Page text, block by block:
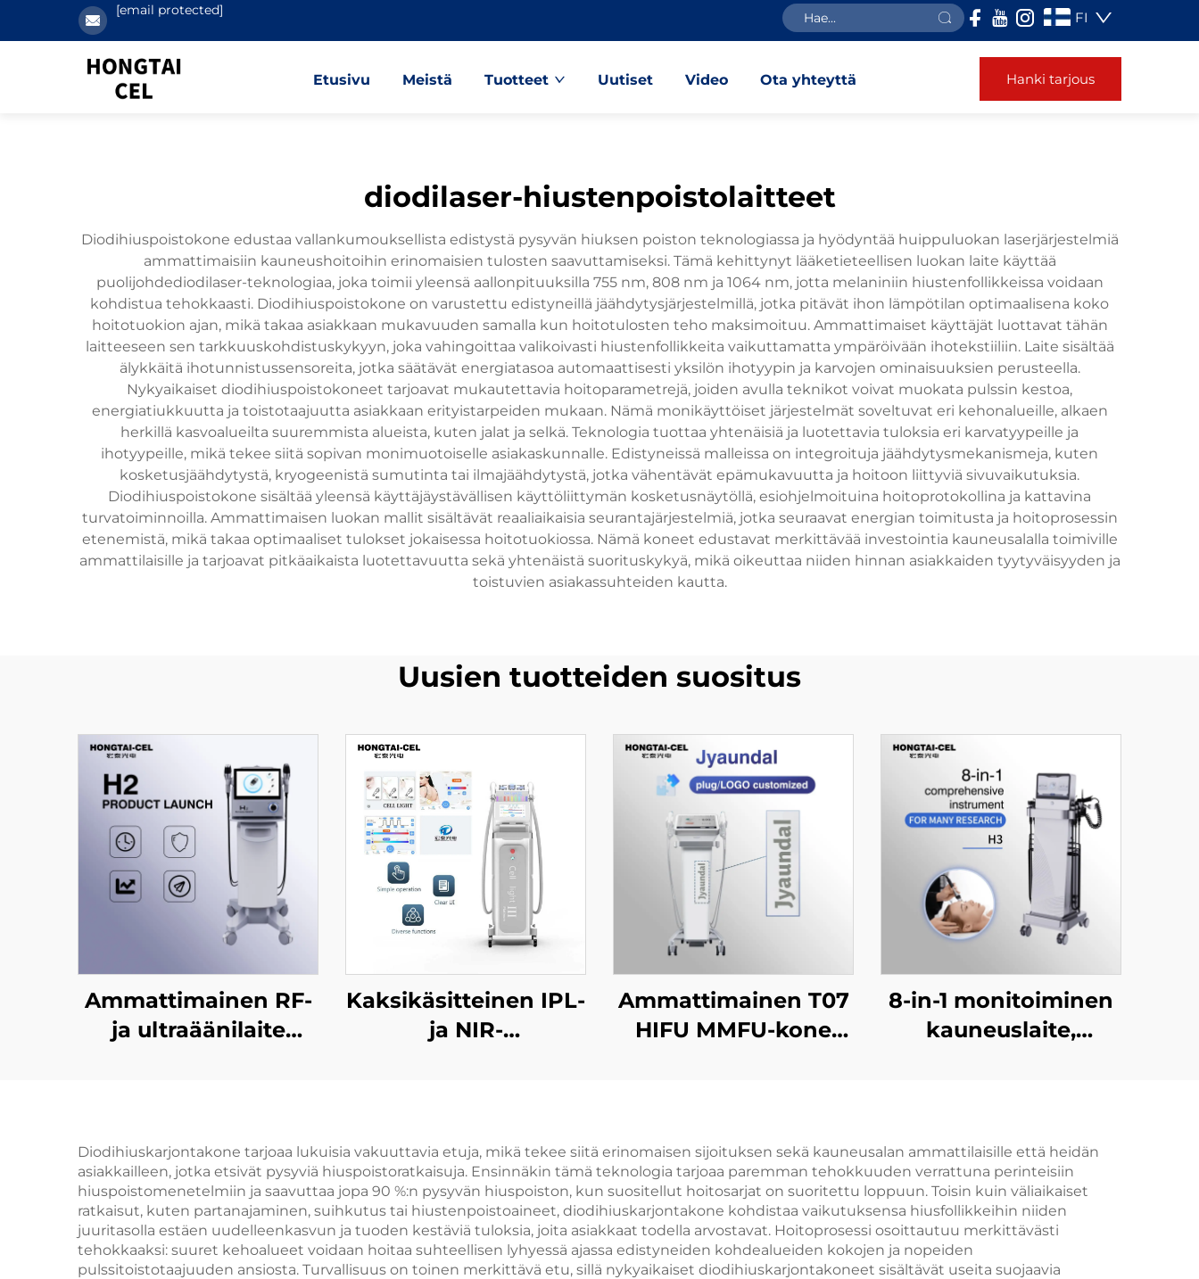
[email protected] FI
Etusivu Meistä Tuotteet Uutiset Video Ota yhteyttä Hanki tarjous
diodilaser-hiustenpoistolaitteet
Diodihiuspoistokone edustaa vallankumouksellista edistystä pysyvän hiuksen poiston teknologiassa ja hyödyntää huippuluokan laserjärjestelmiä
ammattimaisiin kauneushoitoihin erinomaisien tulosten saavuttamiseksi. Tämä kehittynyt lääketieteellisen luokan laite käyttää
puolijohdediodilaser-teknologiaa, joka toimii yleensä aallonpituuksilla 755 nm, 808 nm ja 1064 nm, jotta melaniniin hiustenfollikkeissa voidaan
kohdistua tehokkaasti. Diodihiuspoistokone on varustettu edistyneillä jäähdytysjärjestelmillä, jotka pitävät ihon lämpötilan optimaalisena koko
hoitotuokion ajan, mikä takaa asiakkaan mukavuuden samalla kun hoitotulosten teho maksimoituu. Ammattimaiset käyttäjät luottavat tähän
laitteeseen sen tarkkuuskohdistuskykyyn, joka vahingoittaa valikoivasti hiustenfollikkeita vaikuttamatta ympäröivään ihotekstiiliin. Laite sisältää
älykkäitä ihotunnistussensoreita, jotka säätävät energiatasoa automaattisesti yksilön ihotyypin ja karvojen ominaisuuksien perusteella.
Nykyaikaiset diodihiuspoistokoneet tarjoavat mukautettavia hoitoparametrejä, joiden avulla teknikot voivat muokata pulssin kestoa,
energiatiukkuutta ja toistotaajuutta asiakkaan erityistarpeiden mukaan. Nämä monikäyttöiset järjestelmät soveltuvat eri kehonalueille, alkaen
herkillä kasvoalueilta suuremmista alueista, kuten jalat ja selkä. Teknologia tuottaa yhtenäisiä ja luotettavia tuloksia eri karvatyypeille ja
ihotyypeille, mikä tekee siitä sopivan monimuotoiselle asiakaskunnalle. Edistyneissä malleissa on integroituja jäähdytysmekanismeja, kuten
kosketusjäähdytystä, kryogeenistä sumutinta tai ilmajäähdytystä, jotka vähentävät epämukavuutta ja hoitoon liittyviä sivuvaikutuksia.
Diodihiuspoistokone sisältää yleensä käyttäjäystävällisen käyttöliittymän kosketusnäytöllä, esiohjelmoituina hoitoprotokollina ja kattavina
turvatoiminnoilla. Ammattimaisen luokan mallit sisältävät reaaliaikaisia seurantajärjestelmiä, jotka seuraavat energian toimitusta ja hoitoprosessin
etenemistä, mikä takaa optimaaliset tulokset jokaisessa hoitotuokiossa. Nämä koneet edustavat merkittävää investointia kauneusalalla toimiville
ammattilaisille ja tarjoavat pitkäaikaista luotettavuutta sekä yhtenäistä suorituskykyä, mikä oikeuttaa niiden hinnan asiakkaiden tyytyväisyyden ja
toistuvien asiakassuhteiden kautta.
Uusien tuotteiden suositus
Ammattimainen RF-
ja ultraäänilaite
poistoon, kasvojen
kiristämiseen ja ihon
tiukentamiseen
Kaksikäsitteinen IPL-
ja NIR-
nuorentamiseen ja
ikääntymisen
ehkäisyyn
kauneuslaitoksille
Ammattimainen T07
HIFU MMFU-kone
ikääntymisen
estäminen ja
ryppyjen poisto,
hieronta- ja
kauneuslaitteisto
8-in-1 monitoiminen
kauneuslaite,
ammattimaiseen
käyttöön
Diodihiuskarjontakone tarjoaa lukuisia vakuuttavia etuja, mikä tekee siitä erinomaisen sijoituksen sekä kauneusalan ammattilaisille että heidän
asiakkailleen, jotka etsivät pysyviä hiuspoistoratkaisuja. Ensinnäkin tämä teknologia tarjoaa paremman tehokkuuden verrattuna perinteisiin
hiuspoistomenetelmiin ja saavuttaa jopa 90 %:n pysyvän hiuspoiston, kun suositellut hoitosarjat on suoritettu loppuun. Toisin kuin väliaikaiset
ratkaisut, kuten partanajaminen, suihkutus tai hiustenpoistoaineet, diodihiuskarjontakone kohdistaa vaikutuksensa hiusfollikkeihin niiden
juuritasolla estäen uudelleenkasvun ja tuoden kestäviä tuloksia, joita asiakkaat todella arvostavat. Hoitoprosessi osoittautuu merkittävästi
tehokkaaksi: suuret kehoalueet voidaan hoitaa suhteellisen lyhyessä ajassa edistyneiden kohdealueiden kokojen ja nopeiden
pulssitoistotaajuuden ansiosta. Turvallisuus on toinen merkittävä etu, sillä nykyaikaiset diodihiuskarjontakoneet sisältävät useita suojaavia